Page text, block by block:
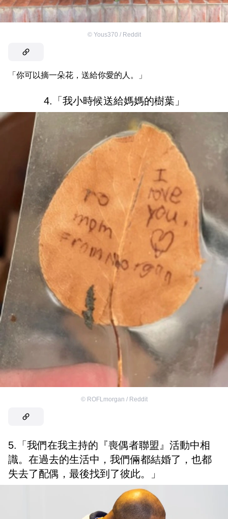
© Yous370 / Reddit
「你可以摘一朵花，送給你愛的人。」
4.「我小時候送給媽媽的樹葉」
© ROFLmorgan / Reddit
5.「我們在我主持的『喪偶者聯盟』活動中相
識。在過去的生活中，我們倆都結婚了，也都
失去了配偶，最後找到了彼此。」